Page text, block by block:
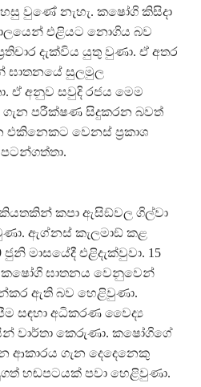
වුණේ නැහැ. කෂෝගි කිසිදා
එළියට නොගිය බව
දැක්විය යුතු වුණා. ඒ අතර
ඝාතනයේ සුලමුල
ඒ අනුව සවුදි රජය මෙම
ගැන පරීක්ෂණ සිදුකරන බවත්
එකිනෙකට වෙනස් ප‍්‍රකාශ
කපා ඇසිඞ්වල ගිල්වා
ඇග්නස් කැලමාඞ් කළ
මාසයේදී එළිදැක්වුවා. 15
ඝාතනය වෙනුවෙන්
ඇති බව හෙළිවුණා.
සඳහා අධිකරණ වෛද්‍ය
වාර්තා කෙරුණා. කෂෝගිගේ
ආකාරය ගැන දෙදෙනෙකු
හඬපටයක් පවා හෙළිවුණා.